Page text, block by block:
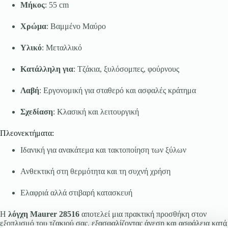
Μήκος: 55 cm
Χρώμα: Βαμμένο Μαύρο
Υλικό: Μεταλλικό
Κατάλληλη για: Τζάκια, ξυλόσομπες, φούρνους
Λαβή: Εργονομική για σταθερό και ασφαλές κράτημα
Σχεδίαση: Κλασική και λειτουργική
Πλεονεκτήματα:
Ιδανική για ανακάτεμα και τακτοποίηση των ξύλων
Ανθεκτική στη θερμότητα και τη συχνή χρήση
Ελαφριά αλλά στιβαρή κατασκευή
Η λόγχη Maurer 28516 αποτελεί μια πρακτική προσθήκη στον
εξοπλισμό του τζακιού σας, εξασφαλίζοντας άνεση και ασφάλεια κατά